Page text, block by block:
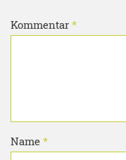
Kommentar *
Name *